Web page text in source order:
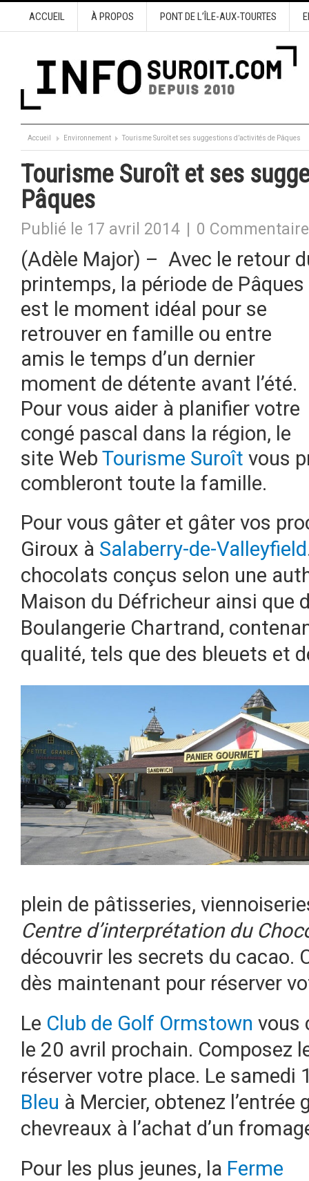
ACCUEIL À PROPOS PONT DE L’ÎLE-AUX-TOURTES
Accueil Environnement Tourisme Suroît et ses suggestions d’activités de Pâques
Tourisme Suroît et ses
Pâques
Publié le 17 avril 2014 0 Commentaire
(Adèle Major) – Avec le retour
printemps, la période de Pâques
est le moment idéal pour se
retrouver en famille ou entre
amis le temps d’un dernier
moment de détente avant l’été.
Pour vous aider à planifier votre
congé pascal dans la région, le
site Web Tourisme Suroît vous
combleront toute la famille.
Pour vous gâter et gâter vos
Giroux à Salaberry-de-Valleyfield
chocolats conçus selon une
Maison du Défricheur ainsi que
Boulangerie Chartrand,
qualité, tels que des bleuets et
plein de pâtisseries,
Centre d’interprétation du
découvrir les secrets du cacao.
dès maintenant pour réserver
Le Club de Golf Ormstown vous
le 20 avril prochain. Composez
réserver votre place. Le samedi
Bleu à Mercier, obtenez
chevreaux à l’achat d’un
Pour les plus jeunes, la Ferme